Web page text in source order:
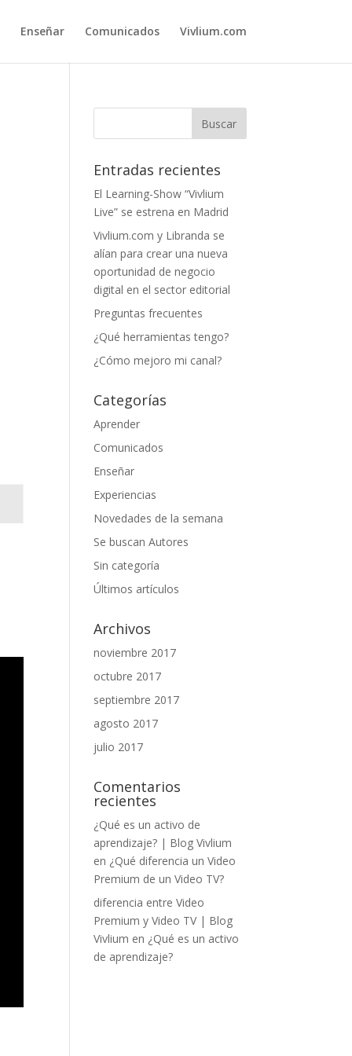
Enseñar Comunicados Vivlium.com
Entradas recientes
El Learning-Show “Vivlium
Live” se estrena en Madrid
Vivlium.com y Libranda se
alían para crear una nueva
oportunidad de negocio
digital en el sector editorial
Preguntas frecuentes
¿Qué herramientas tengo?
¿Cómo mejoro mi canal?
Categorías
Aprender
Comunicados
Enseñar
Experiencias
Novedades de la semana
Se buscan Autores
Sin categoría
Últimos artículos
Archivos
noviembre 2017
octubre 2017
septiembre 2017
agosto 2017
julio 2017
Comentarios
recientes
¿Qué es un activo de
aprendizaje? | Blog Vivlium
en ¿Qué diferencia un Video
Premium de un Video TV?
diferencia entre Video
Premium y Video TV | Blog
Vivlium en ¿Qué es un activo
de aprendizaje?